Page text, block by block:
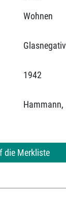
Wohnen
Glasnegativ
1942
Hammann,
die Merkliste